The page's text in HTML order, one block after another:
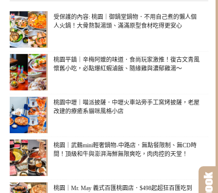
受保護的內容: 桃園｜御鍋堂鍋物．不用自己煮的懶人個
人火鍋！大骨熬製湯頭、滿滿原型食材吃得更安心
桃園平鎮｜辛梅阿嬤的味道．食尚玩家激推！復古文青風
懷舊小吃，必點爆紅蝦滷飯、隨緣雞與濃郁雞湯～
桃園中壢｜喵派披薩．中壢火車站旁手工窯烤披薩，老屋
改建的療癒系貓咪風格小店
桃園｜武鶴mini輕奢鍋物-中路店．無點餐限制、無CD時
間！頂級和牛與澎湃海鮮無限爽吃，肉肉控的天堂！
桃園｜Mr. May 義式百匯桃園店．$498起超狂百匯吃到